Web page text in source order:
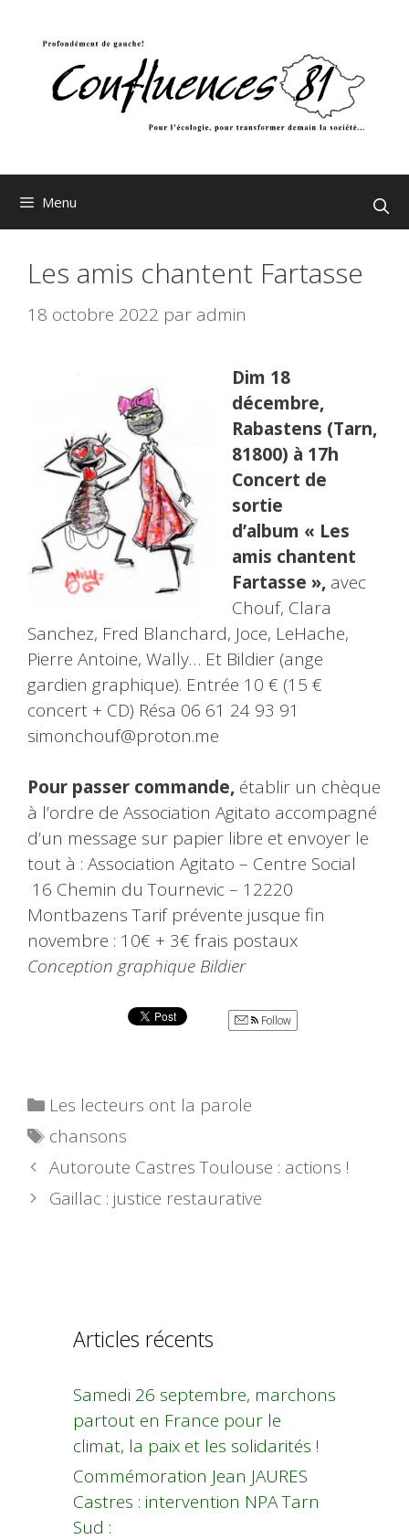
Menu
Les amis chantent Fartasse
18 octobre 2022 par admin
Dim 18
décembre,
Rabastens (Tarn,
81800) à 17h
Concert de
sortie
d’album « Les
amis chantent
Fartasse », avec
Chouf, Clara
Sanchez, Fred Blanchard, Joce, LeHache,
Pierre Antoine, Wally… Et Bildier (ange
gardien graphique). Entrée 10 € (15 €
concert + CD) Résa 06 61 24 93 91
simonchouf@proton.me
Pour passer commande, établir un chèque
à l’ordre de Association Agitato accompagné
d’un message sur papier libre et envoyer le
tout à : Association Agitato – Centre Social
16 Chemin du Tournevic – 12220
Montbazens Tarif prévente jusque fin
novembre : 10€ + 3€ frais postaux
Conception graphique Bildier
Follow
Catégories
Les lecteurs ont la parole
Étiquettes
chansons
Autoroute Castres Toulouse : actions !
Gaillac : justice restaurative
Articles récents
Samedi 26 septembre, marchons
partout en France pour le
climat, la paix et les solidarités !
Commémoration Jean JAURES
Castres : intervention NPA Tarn
Sud :